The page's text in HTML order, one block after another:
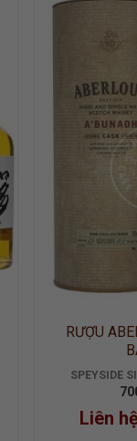
RƯỢU
SPEYSIDE
Liên